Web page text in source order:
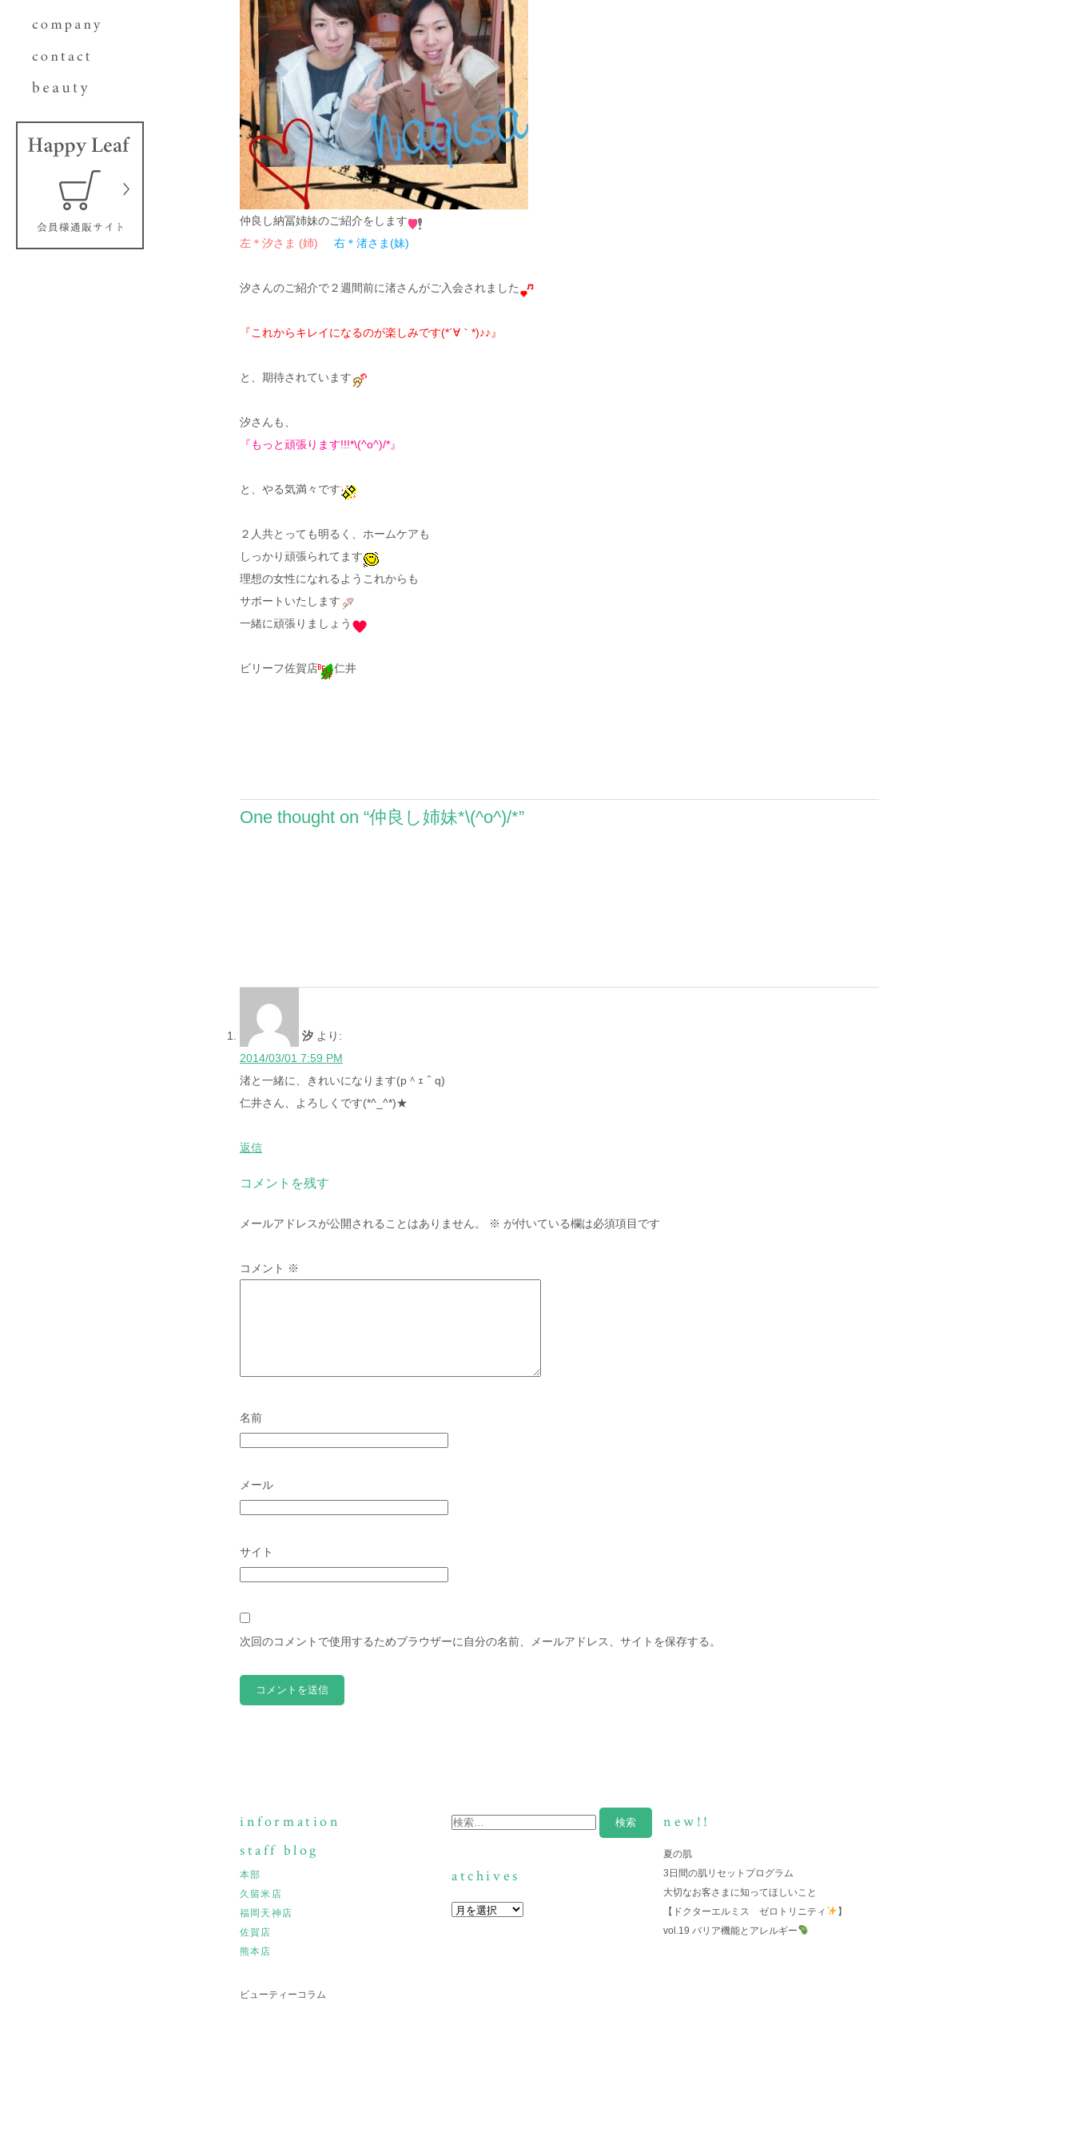
仲良し納冨姉妹のご紹介をします
左＊汐さま (姉)
右＊渚さま(妹)
汐さんのご紹介で２週間前に渚さんがご入会されました
『これからキレイになるのが楽しみです(*´∀｀*)♪♪』
と、期待されています
汐さんも、
『もっと頑張ります!!!*\(^o^)/*』
と、やる気満々です
２人共とっても明るく、ホームケアも
しっかり頑張られてます
理想の女性になれるようこれからも
サポートいたします
一緒に頑張りましょう
ビリーフ佐賀店 仁井
One thought on “仲良し姉妹*\(^o^)/*”
汐 より:
2014/03/01 7:59 PM
渚と一緒に、きれいになります(p＾ｪ＾q)
仁井さん、よろしくです(*^_^*)★
返信
コメントを残す
メールアドレスが公開されることはありません。 ※ が付いている欄は必須項目です
コメント ※
名前
メール
サイト
次回のコメントで使用するためブラウザーに自分の名前、メールアドレス、サイトを保存する。
information
staff blog
本部
久留米店
福岡天神店
佐賀店
熊本店
ビューティーコラム
new!!
夏の肌
3日間の肌リセットプログラム
大切なお客さまに知ってほしいこと
【ドクターエルミス ゼロトリニティ
】
vol.19 バリア機能とアレルギー
atchives